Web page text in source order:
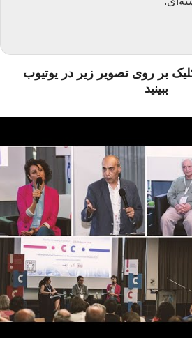
بر روی تصویر زیر در یوتیوب
ببینید